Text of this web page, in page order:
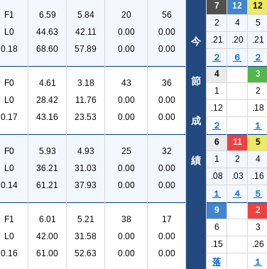
F1
L0
0.18
6.59
44.63
68.60
5.84
42.11
57.89
20
0.00
0.00
56
0.00
0.00
7 12 12
2 4 5
.21
.20 .21
２
６ ２
F0
L0
0.17
4.61
28.42
43.16
3.18
11.76
23.53
43
0.00
0.00
36
0.00
0.00
4 3
1 2
.12
.18
２
１
F0
L0
0.14
5.93
36.21
61.21
4.93
31.03
37.93
25
0.00
0.00
32
0.00
0.00
6 11 5
1 2 4
.08
.03 .16
１
４ ５
F1
L0
0.16
6.01
42.00
61.00
5.21
31.58
52.63
38
0.00
0.00
17
0.00
0.00
9 2
6 3
.15
.26
落
１
今
節
成
績